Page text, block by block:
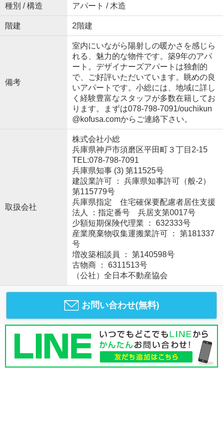
種別 / 構造 アパート / 木造
階建 2階建
備考
室内にいながら陽射しの暖かさを感じら
れる、魅力的な物件です。築9年のアパ
ート。デザイナーズアパートは独創的
で、ご好評いただいています。眺めの良
いアパートです。小総には、地域に詳し
く経験豊富なスタッフが多数在籍してお
ります。まずは078-798-7091/ouchikun
@kofusa.comからご連絡下さい。
取扱会社
株式会社小総
兵庫県神戸市須磨区平田町３丁目2-15
TEL:078-798-7091
兵庫県知事 (3) 第11525号
建設業許可 ： 兵庫県知事許可（般-2）
第115779号
兵庫県指定 住宅確保要配慮者居住支援
法人 ：指定番号 兵居支第0017号
少額短期保険代理業 ： 632333号
産業廃棄物収集運搬業許可 ： 第181337
号
増改築相談員 ： 第140598号
古物商 ： 6311513号
（公社）全日本不動産協会
お問い合わせ(無料)